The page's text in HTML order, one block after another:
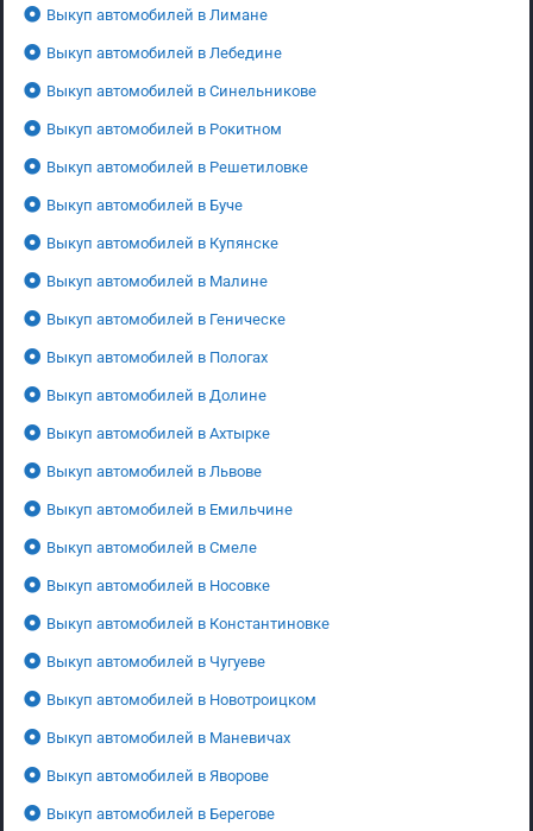
Выкуп автомобилей в Лимане
Выкуп автомобилей в Лебедине
Выкуп автомобилей в Синельникове
Выкуп автомобилей в Рокитном
Выкуп автомобилей в Решетиловке
Выкуп автомобилей в Буче
Выкуп автомобилей в Купянске
Выкуп автомобилей в Малине
Выкуп автомобилей в Геническе
Выкуп автомобилей в Пологах
Выкуп автомобилей в Долине
Выкуп автомобилей в Ахтырке
Выкуп автомобилей в Львове
Выкуп автомобилей в Емильчине
Выкуп автомобилей в Смеле
Выкуп автомобилей в Носовке
Выкуп автомобилей в Константиновке
Выкуп автомобилей в Чугуеве
Выкуп автомобилей в Новотроицком
Выкуп автомобилей в Маневичах
Выкуп автомобилей в Яворове
Выкуп автомобилей в Берегове